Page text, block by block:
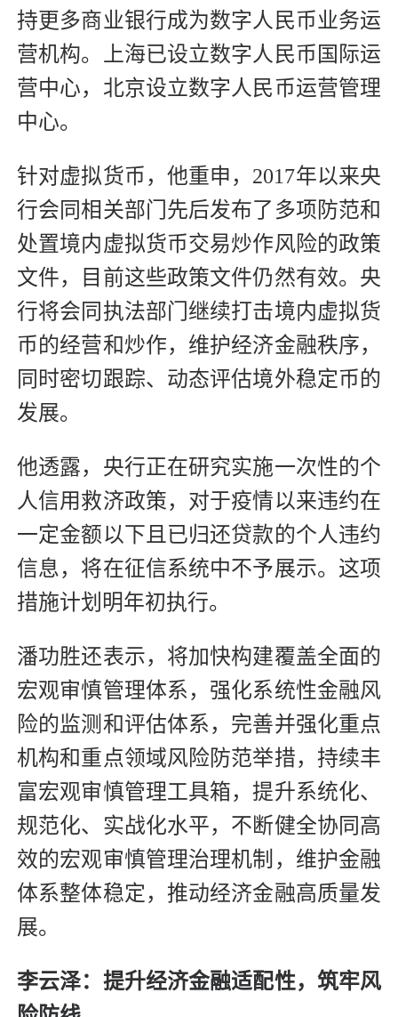
持更多商业银行成为数字人民币业务运
营机构。上海已设立数字人民币国际运
营中心，北京设立数字人民币运营管理
中心。
针对虚拟货币，他重申，2017年以来央
行会同相关部门先后发布了多项防范和
处置境内虚拟货币交易炒作风险的政策
文件，目前这些政策文件仍然有效。央
行将会同执法部门继续打击境内虚拟货
币的经营和炒作，维护经济金融秩序，
同时密切跟踪、动态评估境外稳定币的
发展。
他透露，央行正在研究实施一次性的个
人信用救济政策，对于疫情以来违约在
一定金额以下且已归还贷款的个人违约
信息，将在征信系统中不予展示。这项
措施计划明年初执行。
潘功胜还表示，将加快构建覆盖全面的
宏观审慎管理体系，强化系统性金融风
险的监测和评估体系，完善并强化重点
机构和重点领域风险防范举措，持续丰
富宏观审慎管理工具箱，提升系统化、
规范化、实战化水平，不断健全协同高
效的宏观审慎管理治理机制，维护金融
体系整体稳定，推动经济金融高质量发
展。
李云泽：提升经济金融适配性，筑牢风